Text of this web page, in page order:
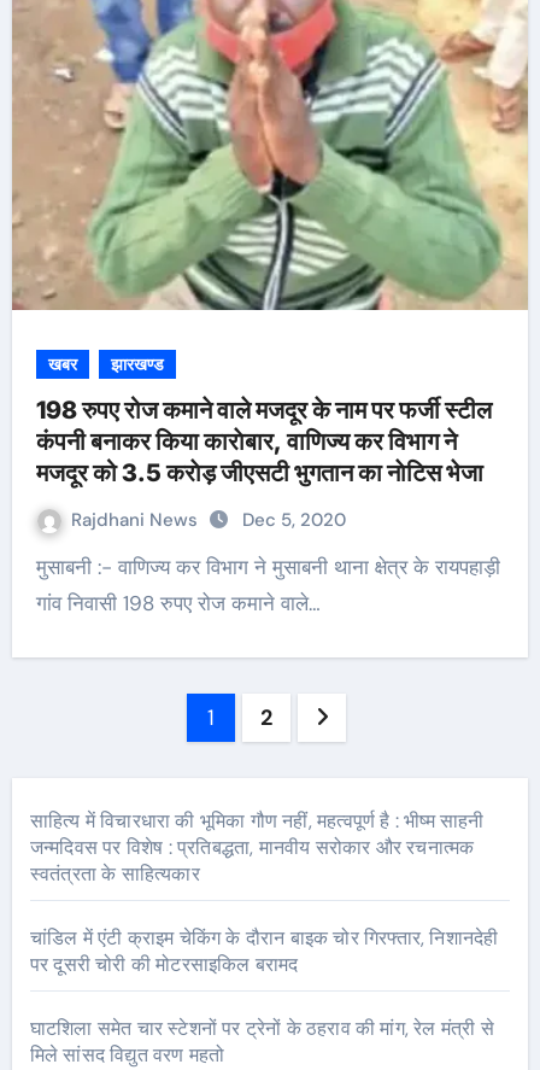
खबर झारखण्ड
198 रुपए रोज कमाने वाले मजदूर के नाम पर फर्जी स्टील
कंपनी बनाकर किया काराेबार, वाणिज्य कर विभाग ने
मजदूर को 3.5 कराेड़ जीएसटी भुगतान का नाेटिस भेजा
Rajdhani News Dec 5, 2020
मुसाबनी :- वाणिज्य कर विभाग ने मुसाबनी थाना क्षेत्र के रायपहाड़ी
गांव निवासी 198 रुपए रोज कमाने वाले…
1 2
साहित्य में विचारधारा की भूमिका गौण नहीं, महत्वपूर्ण है : भीष्म साहनी
जन्मदिवस पर विशेष : प्रतिबद्धता, मानवीय सरोकार और रचनात्मक
स्वतंत्रता के साहित्यकार
चांडिल में एंटी क्राइम चेकिंग के दौरान बाइक चोर गिरफ्तार, निशानदेही
पर दूसरी चोरी की मोटरसाइकिल बरामद
घाटशिला समेत चार स्टेशनों पर ट्रेनों के ठहराव की मांग, रेल मंत्री से
मिले सांसद विद्युत वरण महतो